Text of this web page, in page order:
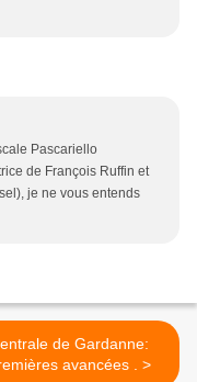
Pascariello
de François Ruffin et
je ne vous entends
de Gardanne:
premières avancées . >